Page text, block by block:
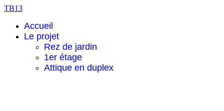
TB13
Accueil
Le projet
Rez de jardin
1er étage
Attique en duplex